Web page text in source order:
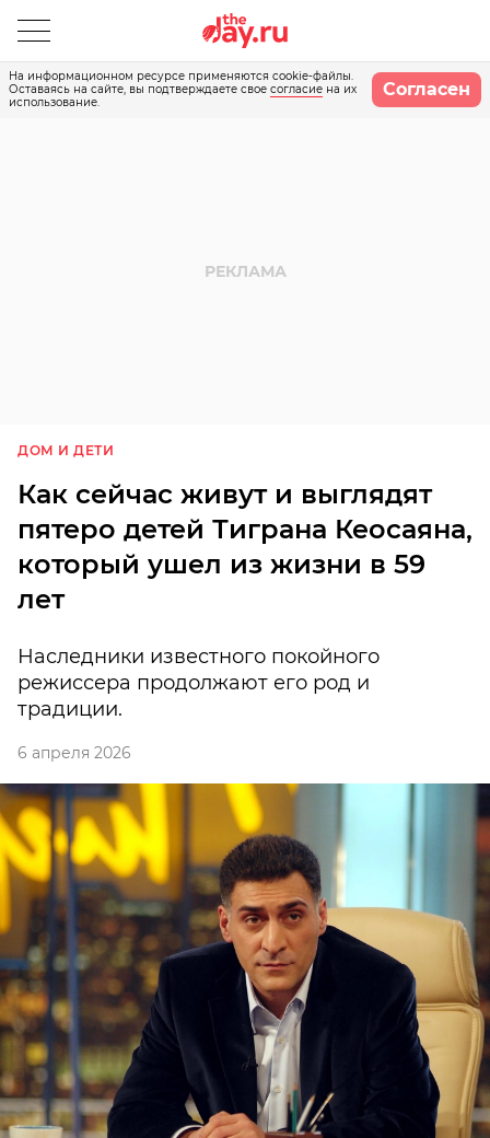
На информационном ресурсе применяются cookie-файлы.
Оставаясь на сайте, вы подтверждаете свое согласие на их
использование.
Согласен
ДОМ И ДЕТИ
Как сейчас живут и выглядят
пятеро детей Тиграна Кеосаяна,
который ушел из жизни в 59
лет
Наследники известного покойного
режиссера продолжают его род и
традиции.
6 апреля 2026